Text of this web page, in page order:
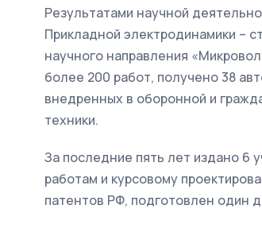
Результатами научной
Прикладной электродинамики –
научного направления
более 200 работ, получено 38
внедренных в оборонной и
техники.
За последние пять лет издано 6
работам и курсовому
патентов РФ, подготовлен один